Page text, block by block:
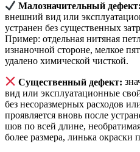
Малозначительный дефект:
внешний вид или
устранен без существенных
Пример: отдельная нитяная
изнаночной стороне, мелкое
удалено химической чисткой.
Существенный дефект:
вид или эксплуатационные
без несоразмерных расходов
проявляется вновь после
шов по всей длине,
более размера, линька окраски